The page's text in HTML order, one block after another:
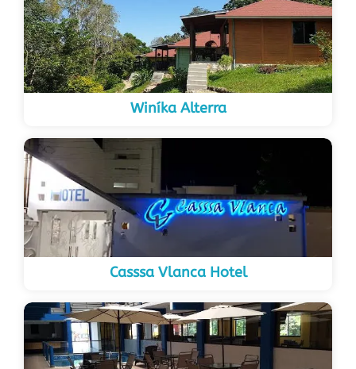
Winíka Alterra
Casssa Vlanca Hotel